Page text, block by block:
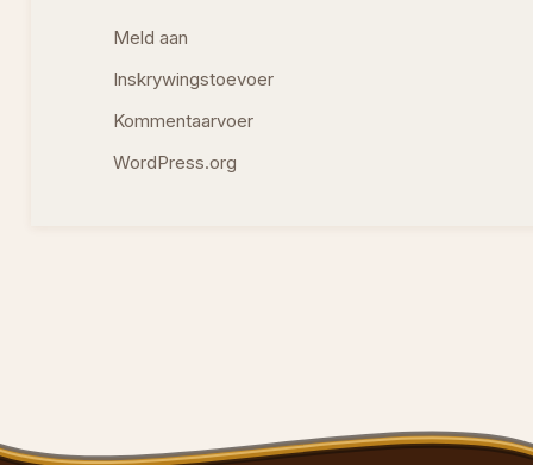
Meld aan
Inskrywingstoevoer
Kommentaarvoer
WordPress.org